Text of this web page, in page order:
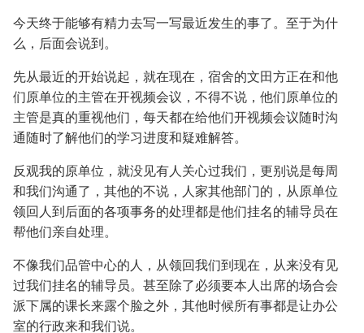
今天终于能够有精力去写一写最近发生的事了。至于为什
么，后面会说到。
先从最近的开始说起，就在现在，宿舍的文田方正在和他
们原单位的主管在开视频会议，不得不说，他们原单位的
主管是真的重视他们，每天都在给他们开视频会议随时沟
通随时了解他们的学习进度和疑难解答。
反观我的原单位，就没见有人关心过我们，更别说是每周
和我们沟通了，其他的不说，人家其他部门的，从原单位
领回人到后面的各项事务的处理都是他们挂名的辅导员在
帮他们亲自处理。
不像我们品管中心的人，从领回我们到现在，从来没有见
过我们挂名的辅导员。甚至除了必须要本人出席的场合会
派下属的课长来露个脸之外，其他时候所有事都是让办公
室的行政来和我们说。